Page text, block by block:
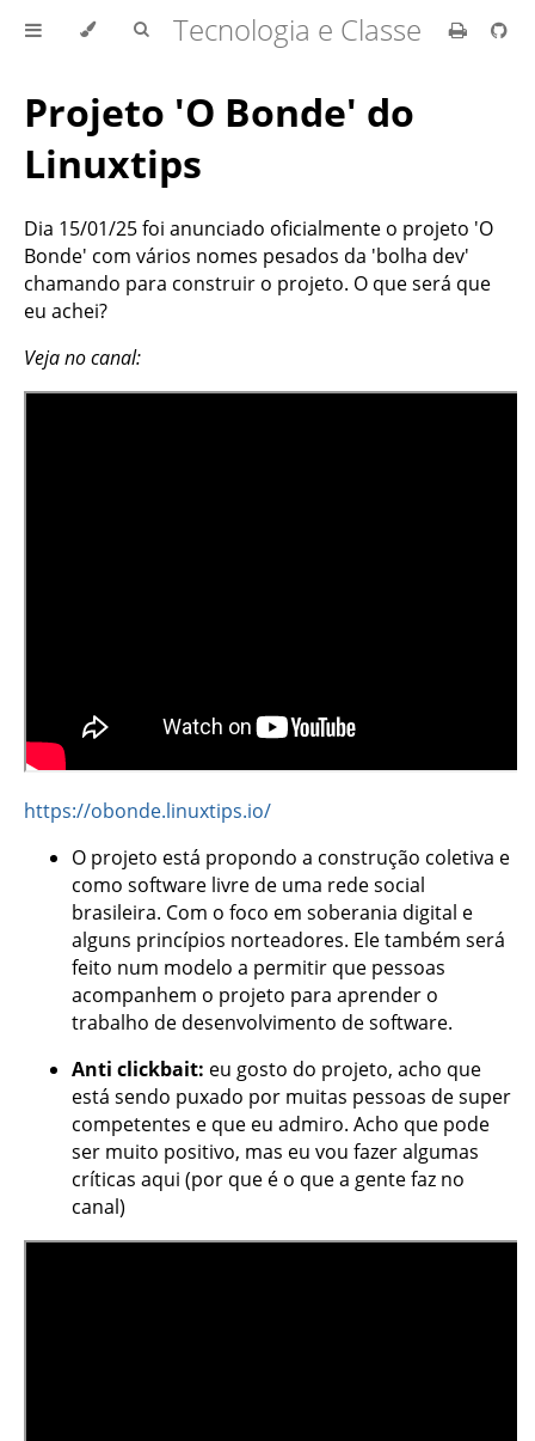
Tecnologia e Classe
Projeto 'O Bonde' do
Linuxtips
Dia 15/01/25 foi anunciado oficialmente o projeto 'O
Bonde' com vários nomes pesados da 'bolha dev'
chamando para construir o projeto. O que será que
eu achei?
Veja no canal:
https://obonde.linuxtips.io/
O projeto está propondo a construção coletiva e
como software livre de uma rede social
brasileira. Com o foco em soberania digital e
alguns princípios norteadores. Ele também será
feito num modelo a permitir que pessoas
acompanhem o projeto para aprender o
trabalho de desenvolvimento de software.
Anti clickbait: eu gosto do projeto, acho que
está sendo puxado por muitas pessoas de super
competentes e que eu admiro. Acho que pode
ser muito positivo, mas eu vou fazer algumas
críticas aqui (por que é o que a gente faz no
canal)